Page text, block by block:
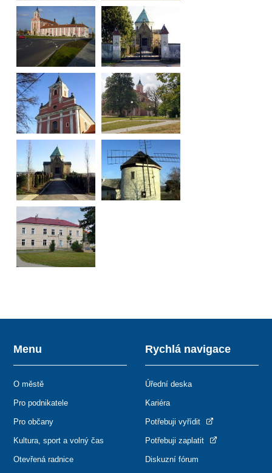
Menu
O městě
Pro podnikatele
Pro občany
Kultura, sport a volný čas
Otevřená radnice
Rychlá navigace
Úřední deska
Kariéra
Potřebuji vyřídit
Potřebuji zaplatit
Diskuzní fórum